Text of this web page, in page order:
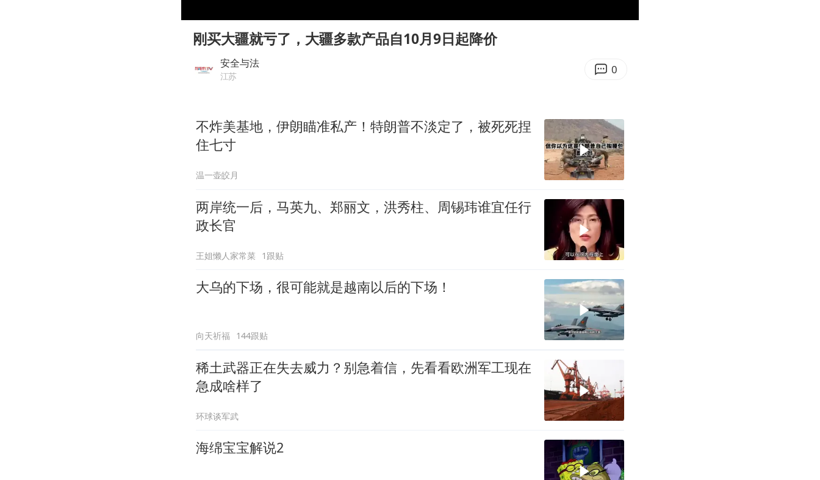
女主硬加吻戏短剧已下架
“六爷”挂一颗出场
《给阿嬷的情书》售后来了
刚买大疆就亏了，大疆多款产品自10月9日起降价
安全与法
江苏 0
不炸美基地，伊朗瞄准私产！特朗普不淡定了，被死死捏
住七寸
温一壶皎月
两岸统一后，马英九、郑丽文，洪秀柱、周锡玮谁宜任行
政长官
王姐懒人家常菜 1跟贴
大乌的下场，很可能就是越南以后的下场！
向天祈福 144跟贴
稀土武器正在失去威力？别急着信，先看看欧洲军工现在
急成啥样了
环球谈军武
海绵宝宝解说2